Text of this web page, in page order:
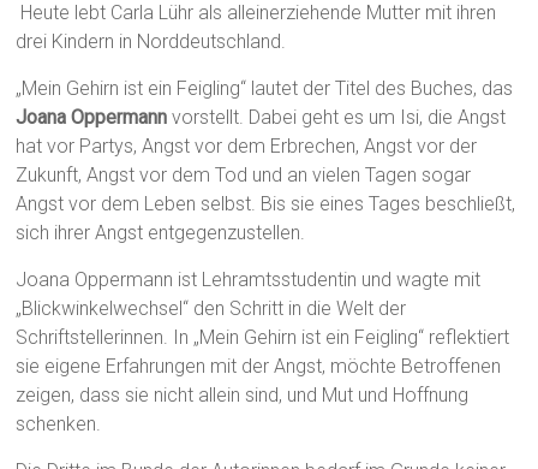
Heute lebt Carla Lühr als alleinerziehende Mutter mit ihren
drei Kindern in Norddeutschland.
„Mein Gehirn ist ein Feigling“ lautet der Titel des Buches, das
Joana Oppermann vorstellt. Dabei geht es um Isi, die Angst
hat vor Partys, Angst vor dem Erbrechen, Angst vor der
Zukunft, Angst vor dem Tod und an vielen Tagen sogar
Angst vor dem Leben selbst. Bis sie eines Tages beschließt,
sich ihrer Angst entgegenzustellen.
Joana Oppermann ist Lehramtsstudentin und wagte mit
„Blickwinkelwechsel“ den Schritt in die Welt der
Schriftstellerinnen. In „Mein Gehirn ist ein Feigling“ reflektiert
sie eigene Erfahrungen mit der Angst, möchte Betroffenen
zeigen, dass sie nicht allein sind, und Mut und Hoffnung
schenken.